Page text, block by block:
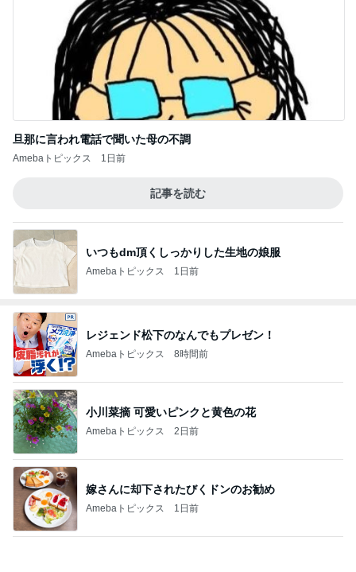
旦那に言われ電話で聞いた母の不調
Amebaトピックス 1日前
記事を読む
いつもdm頂くしっかりした生地の娘服
Amebaトピックス 1日前
レジェンド松下のなんでもプレゼン！
Amebaトピックス 8時間前
小川菜摘 可愛いピンクと黄色の花
Amebaトピックス 2日前
嫁さんに却下されたびくドンのお勧め
Amebaトピックス 1日前